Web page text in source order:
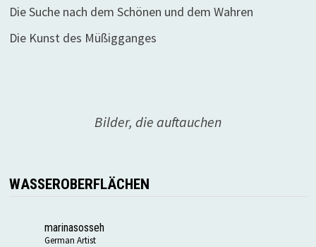
Die Suche nach dem Schönen und dem Wahren
Die Kunst des Müßigganges
Bilder, die auftauchen
WASSEROBERFLÄCHEN
marinasosseh
German Artist